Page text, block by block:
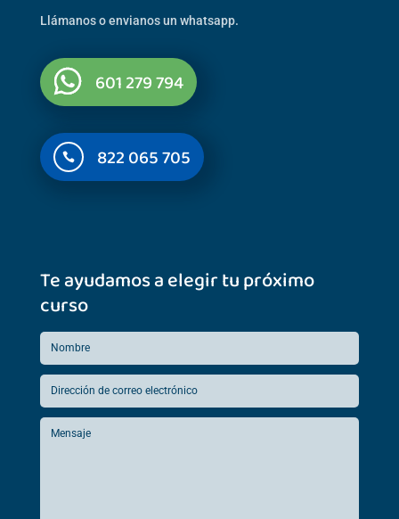
Llámanos o envianos un whatsapp.
601 279 794
 822 065 705
Te ayudamos a elegir tu próximo
curso